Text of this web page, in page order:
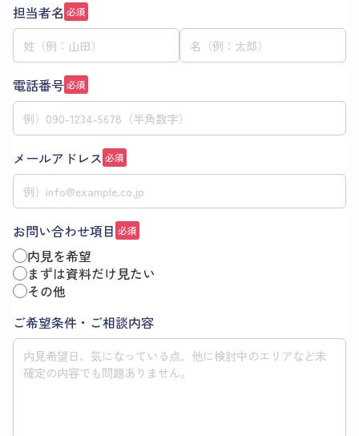
担当者名 必須
電話番号必須
メールアドレス 必須
お問い合わせ項目 必須
内見を希望
まずは資料だけ見たい
その他
ご希望条件・ご相談内容